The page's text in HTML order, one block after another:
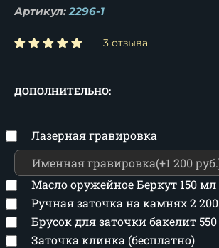
Артикул: 2296-1
3 отзыва
ДОПОЛНИТЕЛЬНО:
Лазерная гравировка
Масло оружейное Беркут 150 мл
Ручная заточка на камнях2 200
Брусок для заточки бакелит550
Заточка клинка (бесплатно)